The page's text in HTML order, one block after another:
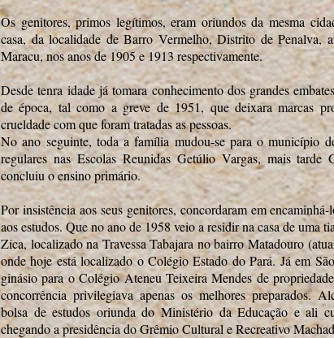
Os genitores, primos legítimos, eram oriundos da mesma
casa, da localidade de Barro Vermelho, Distrito de Penalva,
Maracu, nos anos de 1905 e 1913 respectivamente.
Desde tenra idade já tomara conhecimento dos grandes
de época, tal como a greve de 1951, que deixara marcas
crueldade com que foram tratadas as pessoas.
No ano seguinte, toda a família mudou-se para o município
regulares nas Escolas Reunidas Getúlio Vargas, mais
concluiu o ensino primário.
Por insistência aos seus genitores, concordaram em
aos estudos. Que no ano de 1958 veio a residir na casa de uma
Zica, localizado na Travessa Tabajara no bairro Matadouro
onde hoje está localizado o Colégio Estado do Pará. Já em
ginásio para o Colégio Ateneu Teixeira Mendes de
concorrência privilegiava apenas os melhores preparados.
bolsa de estudos oriunda do Ministério da Educação e ali
chegando a presidência do Grêmio Cultural e Recreativo